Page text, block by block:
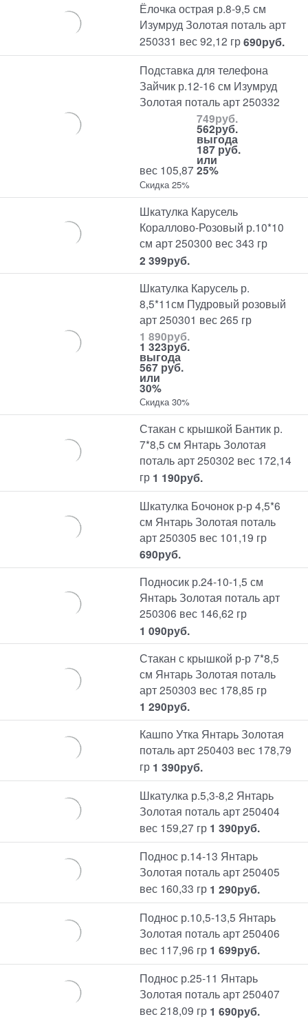
Ёлочка острая р.8-9,5 см
Изумруд Золотая поталь арт
250331 вес 92,12 гр690руб.
Подставка для телефона
Зайчик р.12-16 см Изумруд
Золотая поталь арт 250332
вес 105,87
749руб.
562руб.
выгода
187 руб.
или
25%
Скидка 25%
Шкатулка Карусель
Кораллово-Розовый р.10*10
см арт 250300 вес 343 гр
2 399руб.
Шкатулка Карусель р.
8,5*11см Пудровый розовый
арт 250301 вес 265 гр
1 890руб.
1 323руб.
выгода
567 руб.
или
30%
Скидка 30%
Стакан с крышкой Бантик р.
7*8,5 см Янтарь Золотая
поталь арт 250302 вес 172,14
гр 1 190руб.
Шкатулка Бочонок р-р 4,5*6
см Янтарь Золотая поталь
арт 250305 вес 101,19 гр
690руб.
Подносик р.24-10-1,5 см
Янтарь Золотая поталь арт
250306 вес 146,62 гр
1 090руб.
Стакан с крышкой р-р 7*8,5
см Янтарь Золотая поталь
арт 250303 вес 178,85 гр
1 290руб.
Кашпо Утка Янтарь Золотая
поталь арт 250403 вес 178,79
гр 1 390руб.
Шкатулка р.5,3-8,2 Янтарь
Золотая поталь арт 250404
вес 159,27 гр 1 390руб.
Поднос р.14-13 Янтарь
Золотая поталь арт 250405
вес 160,33 гр 1 290руб.
Поднос р.10,5-13,5 Янтарь
Золотая поталь арт 250406
вес 117,96 гр 1 699руб.
Поднос р.25-11 Янтарь
Золотая поталь арт 250407
вес 218,09 гр 1 690руб.